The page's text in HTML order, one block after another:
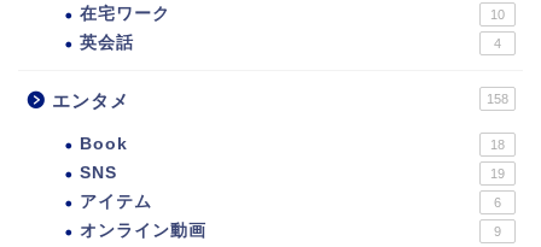
在宅ワーク 10
英会話 4
エンタメ 158
Book 18
SNS 19
アイテム 6
オンライン動画 9